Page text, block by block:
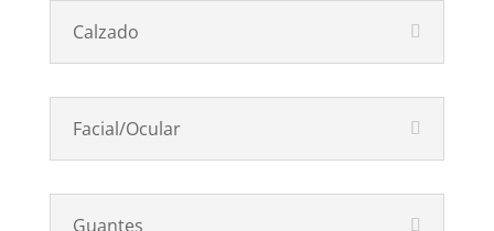
Calzado
Facial/Ocular
Guantes